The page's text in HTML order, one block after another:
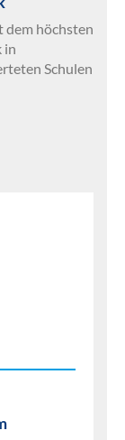
dem höchsten
in
Schulen